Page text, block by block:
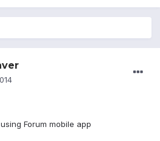
Forum mobile app